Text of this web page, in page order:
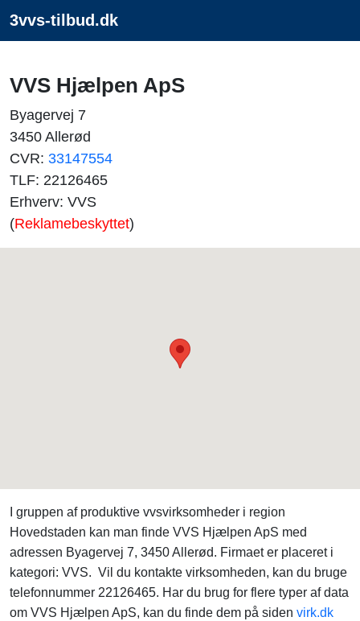
3vvs-tilbud.dk
VVS Hjælpen ApS
Byagervej 7
3450 Allerød
CVR: 33147554
TLF: 22126465
Erhverv: VVS
(Reklamebeskyttet)
I gruppen af produktive vvsvirksomheder i region
Hovedstaden kan man finde VVS Hjælpen ApS med
adressen Byagervej 7, 3450 Allerød. Firmaet er placeret i
kategori: VVS. Vil du kontakte virksomheden, kan du bruge
telefonnummer 22126465. Har du brug for flere typer af data
om VVS Hjælpen ApS, kan du finde dem på siden virk.dk